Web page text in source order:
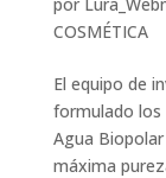
COSMÉTICA
El equipo de
formulado los
Agua
máxima